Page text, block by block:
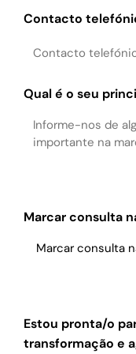
Contacto
Qual é o seu
Marcar consulta
Estou pronta/o
transformação e